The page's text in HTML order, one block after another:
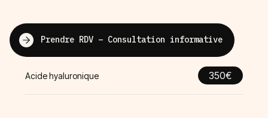
Prendre RDV – Consultation informative
Acide hyaluronique 350€